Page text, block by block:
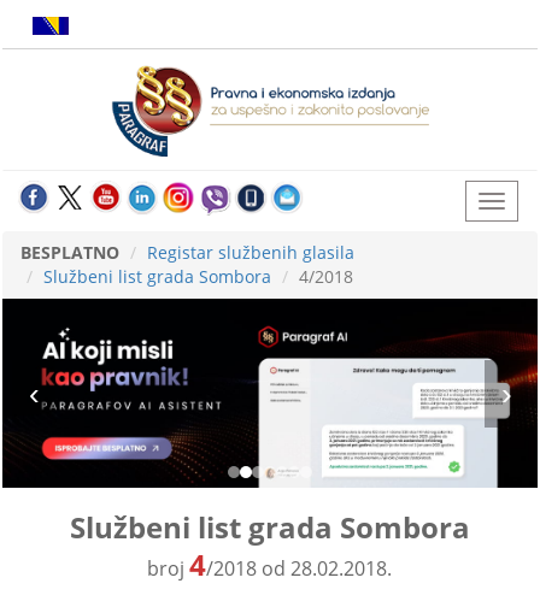
BESPLATNO
Registar službenih glasila
Službeni list grada Sombora
4/2018
Službeni list grada Sombora
broj4/2018 od 28.02.2018.